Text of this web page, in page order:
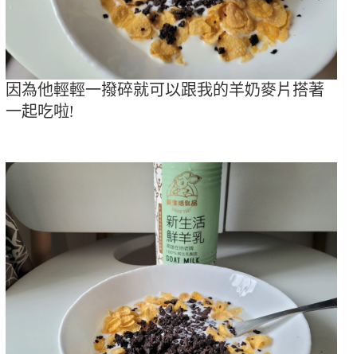
因為他輕輕一撥碎就可以跟我的羊奶麥片搭著
一起吃啦!